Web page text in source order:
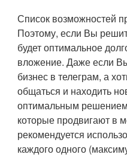
Список возможностей
Поэтому, если Вы
будет оптимальное
вложение. Даже если
бизнес в телеграм, а
общаться и находить
оптимальным
которые продвигают в
рекомендуется
каждого одного